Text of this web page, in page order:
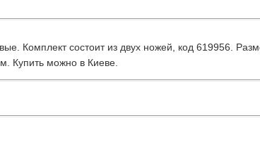
Комплект состоит из двух ножей, код 619956.
Купить можно в Киеве.